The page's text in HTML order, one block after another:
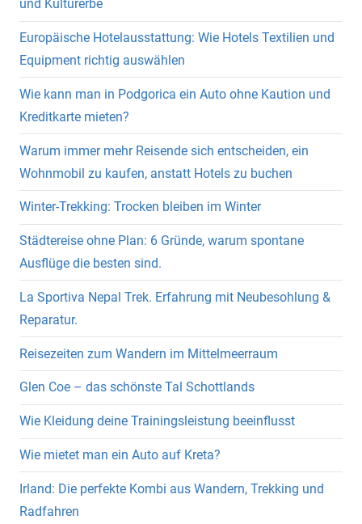
und Kulturerbe
Europäische Hotelausstattung: Wie Hotels Textilien und
Equipment richtig auswählen
Wie kann man in Podgorica ein Auto ohne Kaution und
Kreditkarte mieten?
Warum immer mehr Reisende sich entscheiden, ein
Wohnmobil zu kaufen, anstatt Hotels zu buchen
Winter-Trekking: Trocken bleiben im Winter
Städtereise ohne Plan: 6 Gründe, warum spontane
Ausflüge die besten sind.
La Sportiva Nepal Trek. Erfahrung mit Neubesohlung &
Reparatur.
Reisezeiten zum Wandern im Mittelmeerraum
Glen Coe – das schönste Tal Schottlands
Wie Kleidung deine Trainingsleistung beeinflusst
Wie mietet man ein Auto auf Kreta?
Irland: Die perfekte Kombi aus Wandern, Trekking und
Radfahren